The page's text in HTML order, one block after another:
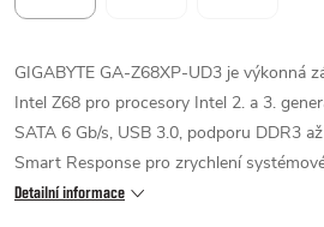
GIGABYTE GA-Z68XP-UD3 je výkonná
Intel Z68 pro procesory Intel 2. a 3.
SATA 6 Gb/s, USB 3.0, podporu DDR3
Smart Response pro zrychlení
Detailní informace